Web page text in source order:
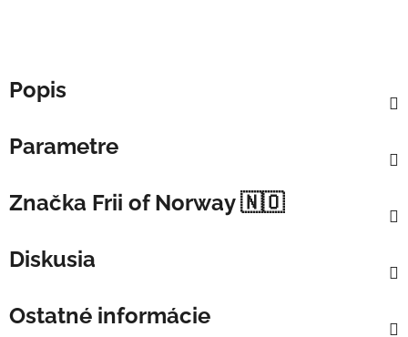
Popis
Parametre
Značka Frii of Norway 🇳🇴
Diskusia
Ostatné informácie